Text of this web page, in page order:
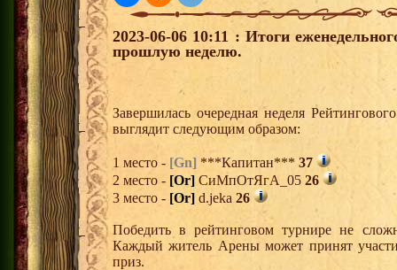
2023-06-06 10:11 : Итоги
прошлую неделю.
Завершилась очередная неделя
выглядит следующим образом:
1 место - [Gn] ***Капитан*** 37
2 место - [Or] СиМпОтЯгА_05 26
3 место - [Or] d.jeka 26
Победить в рейтинговом турнире не
Каждый житель Арены может принят
приз.